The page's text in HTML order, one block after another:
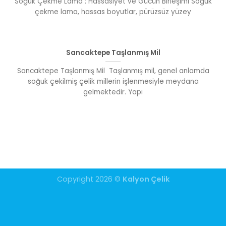
çekme lama, hassas boyutlar, pürüzsüz yüzey
Sancaktepe Taşlanmış Mil
Sancaktepe Taşlanmış Mil Taşlanmış mil, genel anlamda
soğuk çekilmiş çelik millerin işlenmesiyle meydana
gelmektedir. Yapı
Copyright 2026 © Kalyon Çelik